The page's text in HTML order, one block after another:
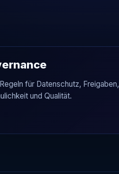
für Datenschutz, Freigaben,
und Qualität.